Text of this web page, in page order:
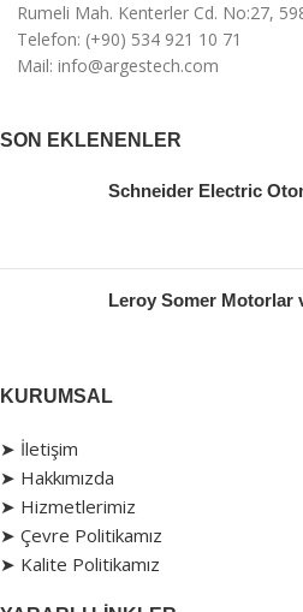
Rumeli Mah. Kenterler Cd. No:27,
Telefon: (+90) 534 921 10 71
Mail: info@argestech.com
SON EKLENENLER
Schneider Electric
Leroy Somer Motorlar
KURUMSAL
➤ İletişim
➤ Hakkımızda
➤ Hizmetlerimiz
➤ Çevre Politikamız
➤ Kalite Politikamız